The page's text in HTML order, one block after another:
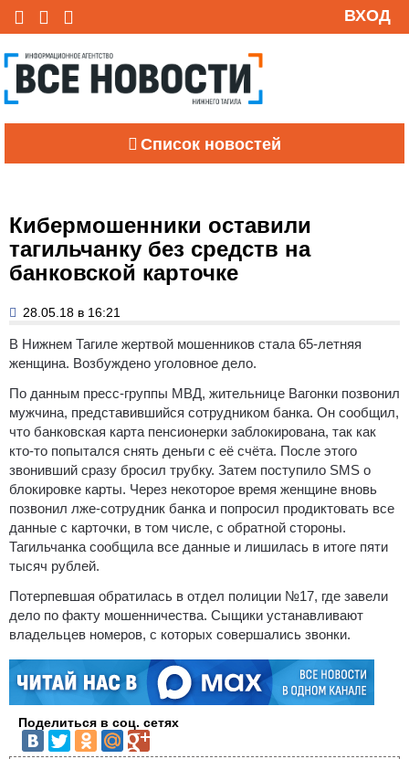
ВХОД
Список новостей
Кибермошенники оставили
тагильчанку без средств на
банковской карточке
28.05.18 в 16:21
В Нижнем Тагиле жертвой мошенников стала 65-летняя
женщина. Возбуждено уголовное дело.
По данным пресс-группы МВД, жительнице Вагонки позвонил
мужчина, представившийся сотрудником банка. Он сообщил,
что банковская карта пенсионерки заблокирована, так как
кто-то попытался снять деньги с её счёта. После этого
звонивший сразу бросил трубку. Затем поступило SMS о
блокировке карты. Через некоторое время женщине вновь
позвонил лже-сотрудник банка и попросил продиктовать все
данные с карточки, в том числе, с обратной стороны.
Тагильчанка сообщила все данные и лишилась в итоге пяти
тысяч рублей.
Потерпевшая обратилась в отдел полиции №17, где завели
дело по факту мошенничества. Сыщики устанавливают
владельцев номеров, с которых совершались звонки.
Поделиться в соц. сетях